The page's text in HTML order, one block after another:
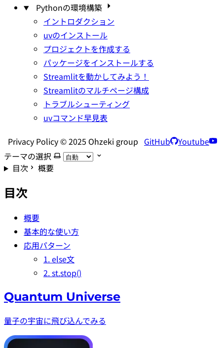
Pythonの環境構築
イントロダクション
uvのインストール
プロジェクトを作成する
パッケージをインストールする
Streamlitを動かしてみよう！
Streamlitのマルチページ構成
トラブルシューティング
uvコマンド早見表
Privacy Policy © 2025 Ohzeki group GitHub
Youtube
テーマの選択
目次
概要
目次
概要
基本的な使い方
応用パターン
1. else文
2. st.stop()
Quantum Universe
量子の宇宙に飛び込んでみる